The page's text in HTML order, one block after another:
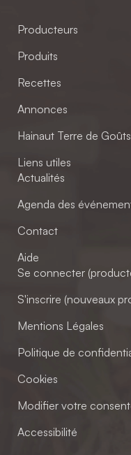
Producteurs
Produits
Recettes
Annonces
Hainaut Terre de Goûts
Liens utiles
Actualités
Agenda des
Contact
Aide
Se connecter
S'inscrire (nouveaux
Mentions Légales
Politique de
Cookies
Modifier votre
Accessibilité